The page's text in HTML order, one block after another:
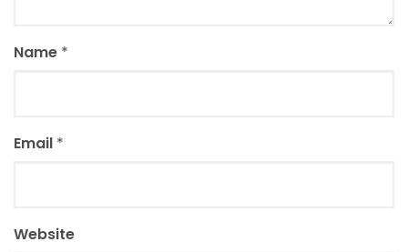
Name *
Email *
Website